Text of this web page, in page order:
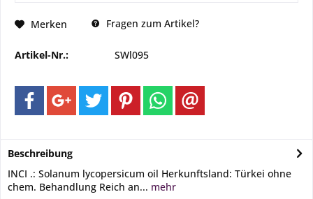
Merken Fragen zum Artikel?
Artikel-Nr.: SWl095
Beschreibung
INCI .: Solanum lycopersicum oil Herkunftsland: Türkei ohne
chem. Behandlung Reich an... mehr